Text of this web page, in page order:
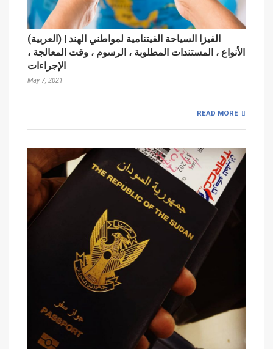
(العربية) الفيزا السياحة الفيتنامية لمواطني الهند |
الأنواع ، المستندات المطلوبة ، الرسوم ، وقت المعالجة ،
الإجراءات
May 7, 2021
READ MORE